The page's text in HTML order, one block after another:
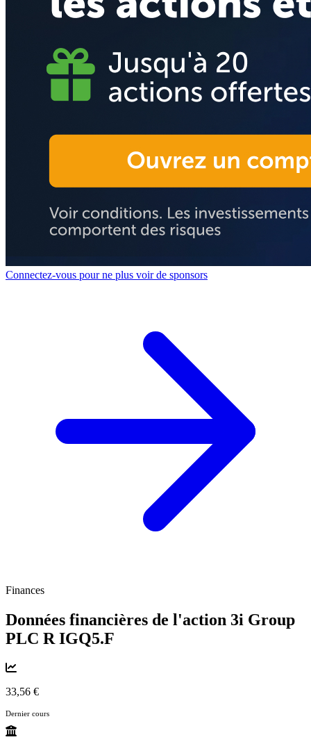
Connectez-vous pour ne plus voir de sponsors
Finances
Données financières de l'action 3i Group
PLC R IGQ5.F
33,56 €
Dernier cours